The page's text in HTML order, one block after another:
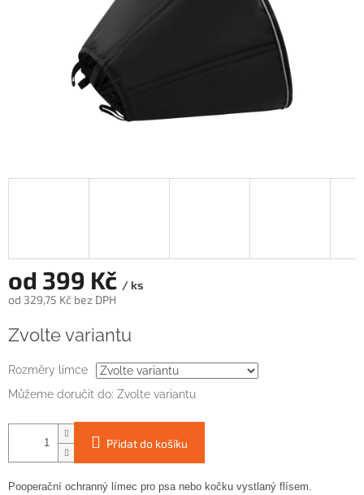
od 399 Kč / ks
od 329,75 Kč bez DPH
cena:
Zvolte variantu
Rozměry límce
Můžeme doručit do: Zvolte variantu
Přidat do košíku
Pooperační ochranný límec pro psanebo kočku vystlaný flísem.